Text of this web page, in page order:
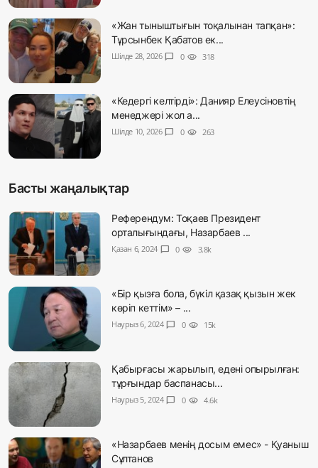
«Жан тыныштығын тоқалынан тапқан»:
Тұрсынбек Қабатов ек...
Шілде 28, 2026 chat_bubble 0 visibility 318
«Кедергі келтірді»: Данияр Елеусіновтің
менеджері жол а...
Шілде 10, 2026 chat_bubble 0 visibility 263
Басты жаңалықтар
Референдум: Тоқаев Президент
орталығындағы, Назарбаев ...
Қазан 6, 2024 chat_bubble 0 visibility 3.8k
«Бір қызға бола, бүкіл қазақ қызын жек
көріп кеттім» – ...
Наурыз 6, 2024 chat_bubble 0 visibility 15k
Қабырғасы жарылып, едені опырылған:
тұрғындар баспанасы...
Наурыз 5, 2024 chat_bubble 0 visibility 4.6k
«Назарбаев менің досым емес» - Қуаныш
Сұлтанов